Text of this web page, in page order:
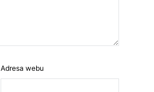
Adresa webu